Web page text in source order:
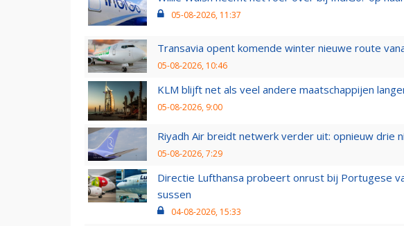
05-08-2026, 11:37
Transavia opent komende winter nieuwe route
05-08-2026, 10:46
KLM blijft net als veel andere maatschappijen
05-08-2026, 9:00
Riyadh Air breidt netwerk verder uit: opnieuw drie
05-08-2026, 7:29
Directie Lufthansa probeert onrust bij Portugese
sussen
04-08-2026, 15:33